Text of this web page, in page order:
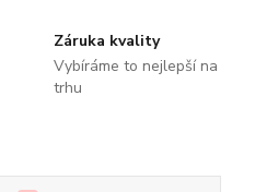
Záruka kvality
Vybíráme to nejlepší na
trhu